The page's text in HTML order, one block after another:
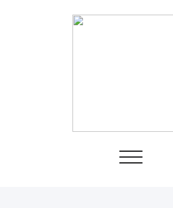
Toggle